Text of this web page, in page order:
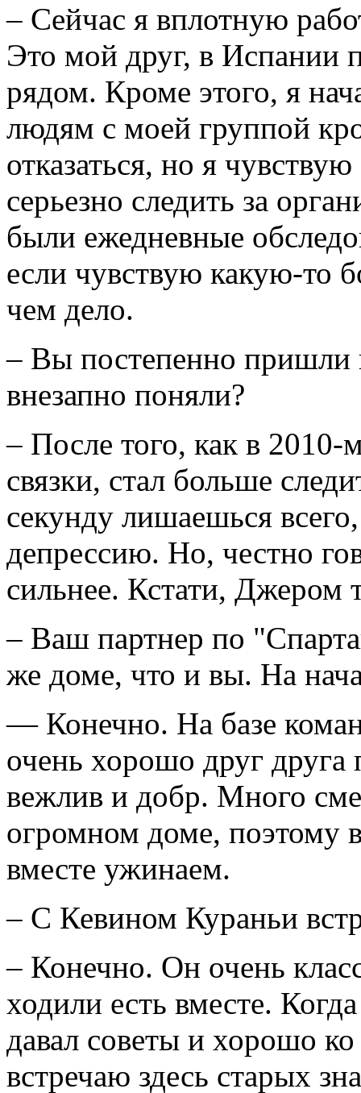
– Сейчас я вплотную
Это мой друг, в Испании
рядом. Кроме этого, я
людям с моей группой
отказаться, но я
серьезно следить за
были ежедневные
если чувствую какую-то
чем дело.
– Вы постепенно пришли
внезапно поняли?
– После того, как в 2010-
связки, стал больше
секунду лишаешься
депрессию. Но, честно
сильнее. Кстати, Джером
– Ваш партнер по
же доме, что и вы. На
— Конечно. На базе
очень хорошо друг друга
вежлив и добр. Много
огромном доме, поэтому
вместе ужинаем.
– С Кевином Кураньи
– Конечно. Он очень
ходили есть вместе.
давал советы и хорошо
встречаю здесь старых